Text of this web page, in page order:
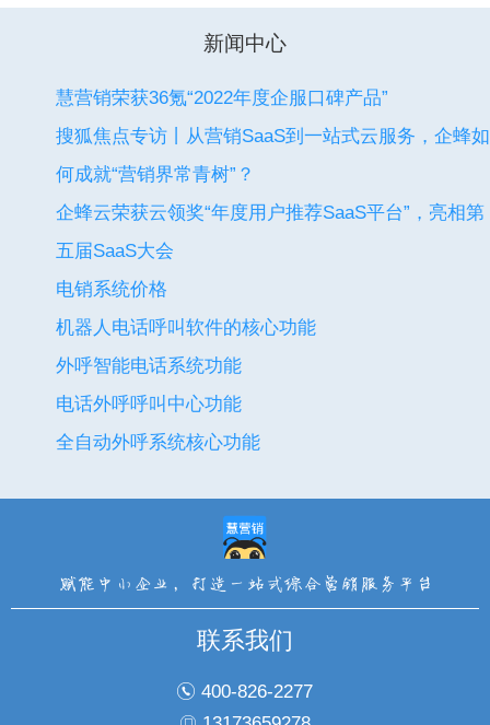
新闻中心
慧营销荣获36氪“2022年度企服口碑产品”
搜狐焦点专访丨从营销SaaS到一站式云服务，企蜂如
何成就“营销界常青树”？
企蜂云荣获云领奖“年度用户推荐SaaS平台”，亮相第
五届SaaS大会
电销系统价格
机器人电话呼叫软件的核心功能
外呼智能电话系统功能
电话外呼呼叫中心功能
全自动外呼系统核心功能
联系我们
400-826-2277